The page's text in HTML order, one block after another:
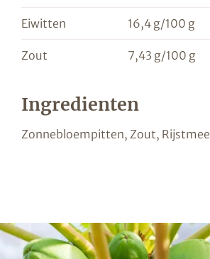
Eiwitten 16,4 g/100 g
Zout 7,43 g/100 g
Ingredienten
Zonnebloempitten, Zout, Rijstmeel